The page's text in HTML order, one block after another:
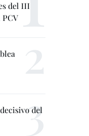
del III
del